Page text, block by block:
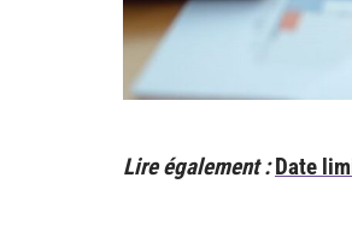
Lire également : Date